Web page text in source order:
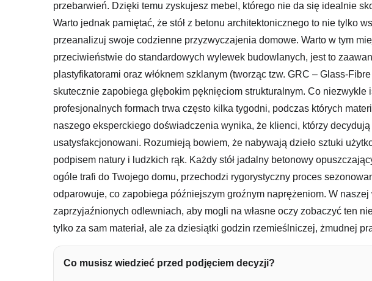
przebarwień. Dzięki temu zyskujesz mebel, którego nie da się idealnie
Warto jednak pamiętać, że stół z betonu architektonicznego to nie tylko
przeanalizuj swoje codzienne przyzwyczajenia domowe. Warto w tym
przeciwieństwie do standardowych wylewek budowlanych, jest to
plastyfikatorami oraz włóknem szklanym (tworząc tzw. GRC – Glass-
skutecznie zapobiega głębokim pęknięciom strukturalnym. Co
profesjonalnych formach trwa często kilka tygodni, podczas których
naszego eksperckiego doświadczenia wynika, że klienci, którzy
usatysfakcjonowani. Rozumieją bowiem, że nabywają dzieło sztuki
podpisem natury i ludzkich rąk. Każdy stół jadalny betonowy
ogóle trafi do Twojego domu, przechodzi rygorystyczny proces
odparowuje, co zapobiega późniejszym groźnym naprężeniom. W
zaprzyjaźnionych odlewniach, aby mogli na własne oczy zobaczyć ten
tylko za sam materiał, ale za dziesiątki godzin rzemieślniczej, żmudnej
Co musisz wiedzieć przed podjęciem decyzji?